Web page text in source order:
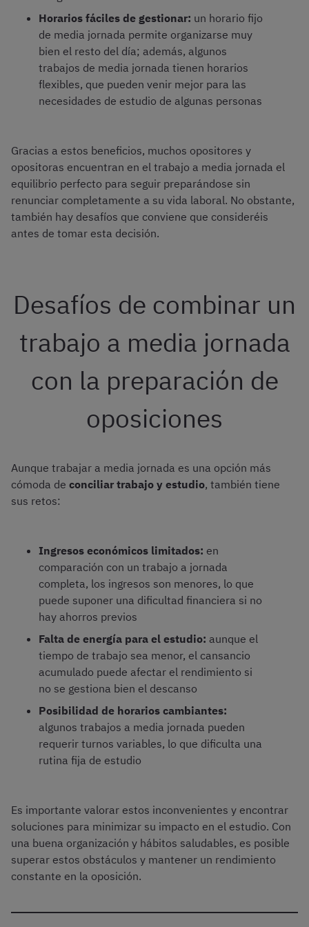
Horarios fáciles de gestionar: un horario fijo
de media jornada permite organizarse muy
bien el resto del día; además, algunos
trabajos de media jornada tienen horarios
flexibles, que pueden venir mejor para las
necesidades de estudio de algunas personas
Gracias a estos beneficios, muchos opositores y
opositoras encuentran en el trabajo a media jornada el
equilibrio perfecto para seguir preparándose sin
renunciar completamente a su vida laboral. No obstante,
también hay desafíos que conviene que consideréis
antes de tomar esta decisión.
Desafíos de combinar un
trabajo a media jornada
con la preparación de
oposiciones
Aunque trabajar a media jornada es una opción más
cómoda de conciliar trabajo y estudio, también tiene
sus retos:
Ingresos económicos limitados: en
comparación con un trabajo a jornada
completa, los ingresos son menores, lo que
puede suponer una dificultad financiera si no
hay ahorros previos
Falta de energía para el estudio: aunque el
tiempo de trabajo sea menor, el cansancio
acumulado puede afectar el rendimiento si
no se gestiona bien el descanso
Posibilidad de horarios cambiantes:
algunos trabajos a media jornada pueden
requerir turnos variables, lo que dificulta una
rutina fija de estudio
Es importante valorar estos inconvenientes y encontrar
soluciones para minimizar su impacto en el estudio. Con
una buena organización y hábitos saludables, es posible
superar estos obstáculos y mantener un rendimiento
constante en la oposición.